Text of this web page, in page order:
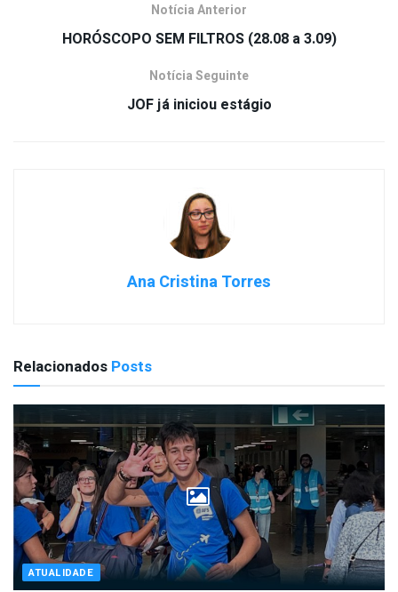
Notícia Anterior
HORÓSCOPO SEM FILTROS (28.08 a 3.09)
Notícia Seguinte
JOF já iniciou estágio
Ana Cristina Torres
Relacionados Posts
ATUALIDADE